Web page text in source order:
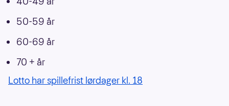
50-59 år
60-69 år
70 + år
Lotto har spillefrist lørdager kl. 18